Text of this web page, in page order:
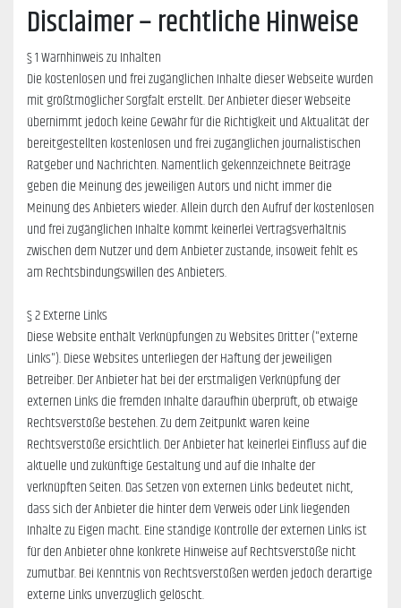
Disclaimer – rechtliche Hinweise
§ 1 Warnhinweis zu Inhalten
Die kostenlosen und frei zugänglichen Inhalte dieser Webseite wurden
mit größtmöglicher Sorgfalt erstellt. Der Anbieter dieser Webseite
übernimmt jedoch keine Gewähr für die Richtigkeit und Aktualität der
bereitgestellten kostenlosen und frei zugänglichen journalistischen
Ratgeber und Nachrichten. Namentlich gekennzeichnete Beiträge
geben die Meinung des jeweiligen Autors und nicht immer die
Meinung des Anbieters wieder. Allein durch den Aufruf der kostenlosen
und frei zugänglichen Inhalte kommt keinerlei Vertragsverhältnis
zwischen dem Nutzer und dem Anbieter zustande, insoweit fehlt es
am Rechtsbindungswillen des Anbieters.
§ 2 Externe Links
Diese Website enthält Verknüpfungen zu Websites Dritter ("externe
Links"). Diese Websites unterliegen der Haftung der jeweiligen
Betreiber. Der Anbieter hat bei der erstmaligen Verknüpfung der
externen Links die fremden Inhalte daraufhin überprüft, ob etwaige
Rechtsverstöße bestehen. Zu dem Zeitpunkt waren keine
Rechtsverstöße ersichtlich. Der Anbieter hat keinerlei Einfluss auf die
aktuelle und zukünftige Gestaltung und auf die Inhalte der
verknüpften Seiten. Das Setzen von externen Links bedeutet nicht,
dass sich der Anbieter die hinter dem Verweis oder Link liegenden
Inhalte zu Eigen macht. Eine ständige Kontrolle der externen Links ist
für den Anbieter ohne konkrete Hinweise auf Rechtsverstöße nicht
zumutbar. Bei Kenntnis von Rechtsverstößen werden jedoch derartige
externe Links unverzüglich gelöscht.